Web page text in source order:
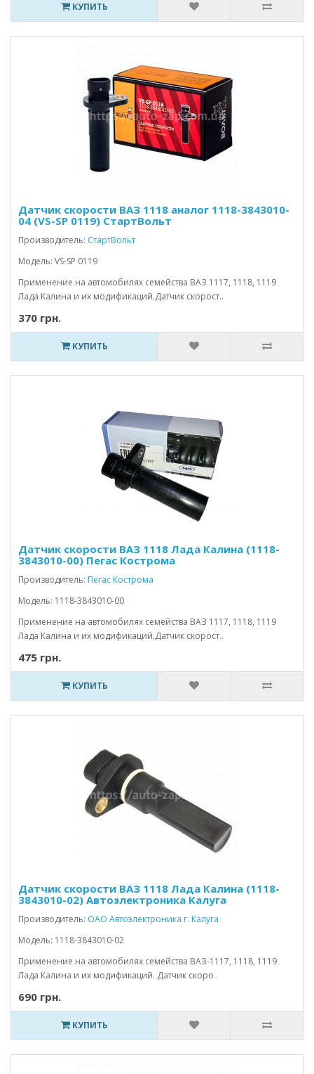
КУПИТЬ
Датчик скорости ВАЗ 1118 аналог 1118-3843010-
04 (VS-SP 0119) СтартВольт
Производитель: СтартВольт
Модель: VS-SP 0119
Применение на автомобилях семейства ВАЗ 1117, 1118, 1119
Лада Калина и их модификаций.Датчик скорост..
370 грн.
КУПИТЬ
Датчик скорости ВАЗ 1118 Лада Калина (1118-
3843010-00) Пегас Кострома
Производитель: Пегас Кострома
Модель: 1118-3843010-00
Применение на автомобилях семейства ВАЗ 1117, 1118, 1119
Лада Калина и их модификаций.Датчик скорост..
475 грн.
КУПИТЬ
Датчик скорости ВАЗ 1118 Лада Калина (1118-
3843010-02) Автоэлектроника Калуга
Производитель: ОАО Автоэлектроника г. Калуга
Модель: 1118-3843010-02
Применение на автомобилях семейства ВАЗ-1117, 1118, 1119
Лада Калина и их модификаций. Датчик скоро..
690 грн.
КУПИТЬ